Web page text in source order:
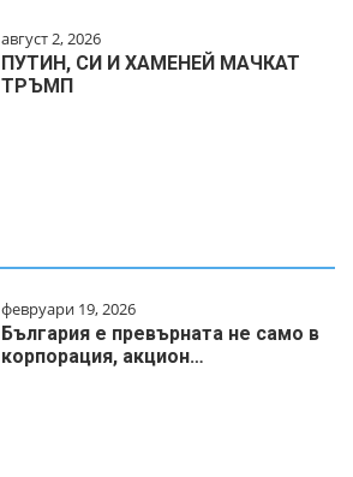
август 2, 2026
ПУТИН, СИ И ХАМЕНЕЙ МАЧКАТ
ТРЪМП
февруари 19, 2026
България е превърната не само в
корпорация, акцион…